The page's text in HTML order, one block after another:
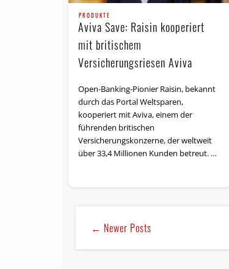
PRODUKTE
Aviva Save: Raisin kooperiert
mit britischem
Versicherungsriesen Aviva
Open-Banking-Pionier Raisin, bekannt
durch das Portal Weltsparen,
kooperiert mit Aviva, einem der
führenden britischen
Versicherungskonzerne, der weltweit
über 33,4 Millionen Kunden betreut. …
← Newer Posts